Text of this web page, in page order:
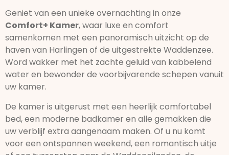
Geniet van een unieke overnachting in onze
Comfort+ Kamer, waar luxe en comfort
samenkomen met een panoramisch uitzicht op de
haven van Harlingen of de uitgestrekte Waddenzee.
Word wakker met het zachte geluid van kabbelend
water en bewonder de voorbijvarende schepen vanuit
uw kamer.
De kamer is uitgerust met een heerlijk comfortabel
bed, een moderne badkamer en alle gemakken die
uw verblijf extra aangenaam maken. Of u nu komt
voor een ontspannen weekend, een romantisch uitje